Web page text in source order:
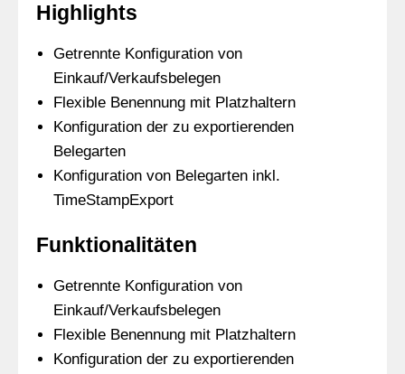
Highlights
Getrennte Konfiguration von
Einkauf/Verkaufsbelegen
Flexible Benennung mit Platzhaltern
Konfiguration der zu exportierenden
Belegarten
Konfiguration von Belegarten inkl.
TimeStampExport
Funktionalitäten
Getrennte Konfiguration von
Einkauf/Verkaufsbelegen
Flexible Benennung mit Platzhaltern
Konfiguration der zu exportierenden